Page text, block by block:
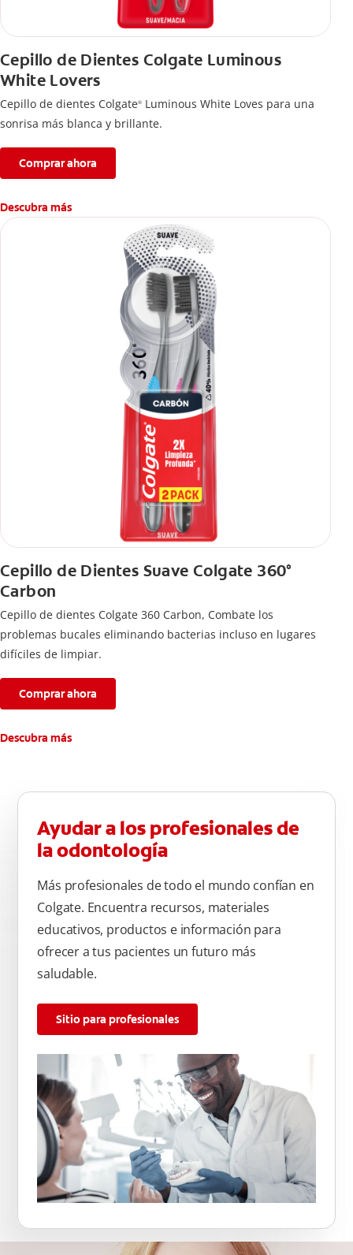
Cepillo de Dientes Colgate Luminous
White Lovers
Cepillo de dientes Colgate® Luminous White Loves para una
sonrisa más blanca y brillante.
Comprar ahora
Descubra más
Cepillo de Dientes Suave Colgate 360°
Carbon
Cepillo de dientes Colgate 360 ​​Carbon, Combate los
problemas bucales eliminando bacterias incluso en lugares
difíciles de limpiar.
Comprar ahora
Descubra más
Ayudar a los profesionales de
la odontología
Más profesionales de todo el mundo confían en
Colgate. Encuentra recursos, materiales
educativos, productos e información para
ofrecer a tus pacientes un futuro más
saludable.
Sitio para profesionales